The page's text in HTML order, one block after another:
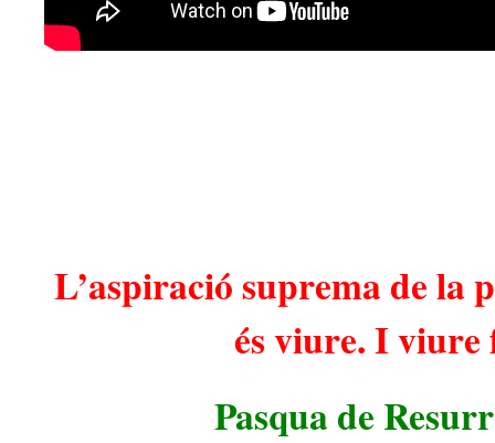
L’aspiració suprema de la
és viure. I viure
Pasqua de